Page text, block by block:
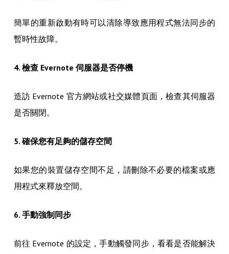
簡單的重新啟動有時可以清除導致應用程式無法同步的
暫時性故障。
4. 檢查 Evernote 伺服器是否停機
造訪 Evernote 官方網站或社交媒體頁面，檢查其伺服器
是否關閉。
5. 確保您有足夠的儲存空間
如果您的裝置儲存空間不足，請刪除不必要的檔案或應
用程式來釋放空間。
6. 手動強制同步
前往 Evernote 的設定，手動觸發同步，看看是否能解決